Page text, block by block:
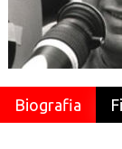
Biografia